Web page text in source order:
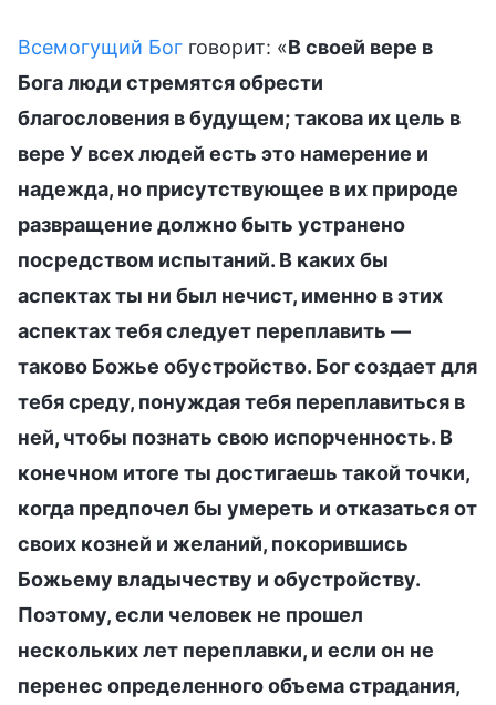
Всемогущий Бог говорит: «В своей вере в
Бога люди стремятся обрести
благословения в будущем; такова их цель в
вере У всех людей есть это намерение и
надежда, но присутствующее в их природе
развращение должно быть устранено
посредством испытаний. В каких бы
аспектах ты ни был нечист, именно в этих
аспектах тебя следует переплавить —
таково Божье обустройство. Бог создает для
тебя среду, понуждая тебя переплавиться в
ней, чтобы познать свою испорченность. В
конечном итоге ты достигаешь такой точки,
когда предпочел бы умереть и отказаться от
своих козней и желаний, покорившись
Божьему владычеству и обустройству.
Поэтому, если человек не прошел
нескольких лет переплавки, и если он не
перенес определенного объема страдания,